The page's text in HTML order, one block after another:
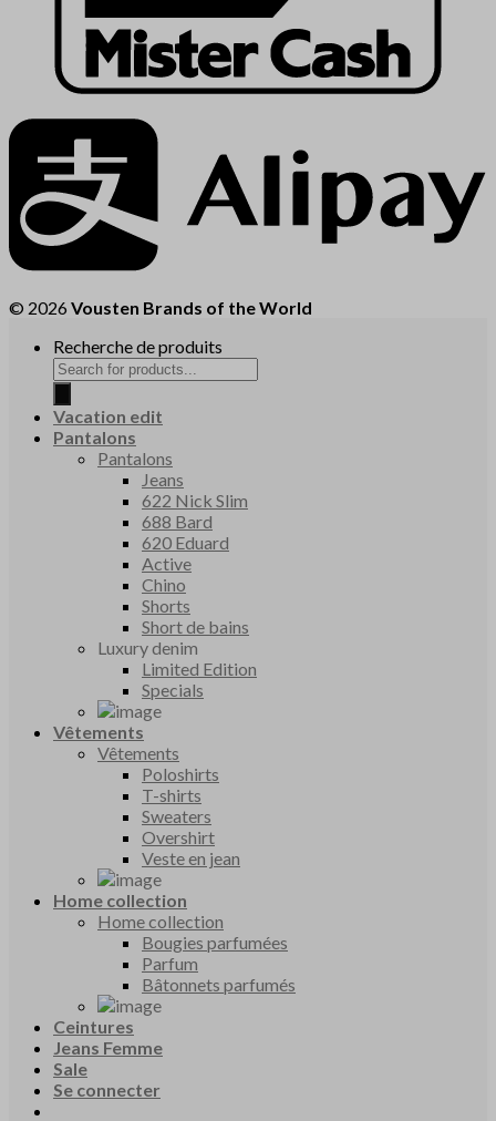
© 2026 Vousten Brands of the World
Recherche de produits
Vacation edit
Pantalons
Pantalons
Jeans
622 Nick Slim
688 Bard
620 Eduard
Active
Chino
Shorts
Short de bains
Luxury denim
Limited Edition
Specials
Vêtements
Vêtements
Poloshirts
T-shirts
Sweaters
Overshirt
Veste en jean
Home collection
Home collection
Bougies parfumées
Parfum
Bâtonnets parfumés
Ceintures
Jeans Femme
Sale
Se connecter